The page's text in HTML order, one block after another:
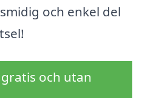
och enkel del
och utan